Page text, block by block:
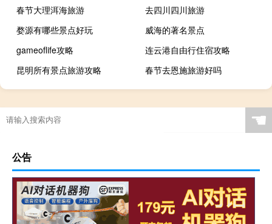
春节大理洱海旅游
去四川四川旅游
婺源有哪些景点好玩
威海的著名景点
gameoflife攻略
连云港自由行住宿攻略
昆明所有景点旅游攻略
春节去恩施旅游好吗
☚
公告